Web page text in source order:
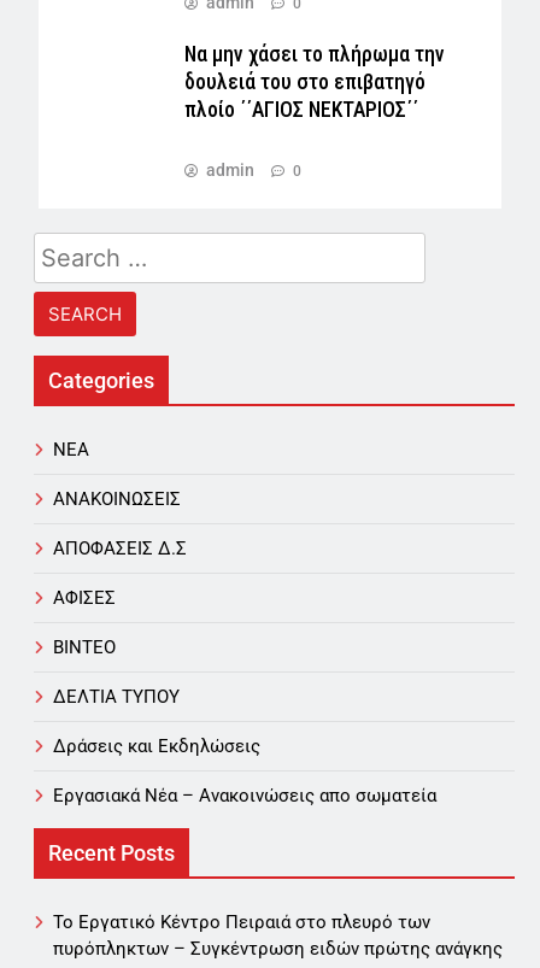
0
Να μην χάσει το πλήρωμα την
δουλειά του στο επιβατηγό
πλοίο ΄΄ΑΓΙΟΣ ΝΕΚΤΑΡΙΟΣ΄΄
admin 0
Search
for:
Categories
NEA
ΑΝΑΚΟΙΝΩΣΕΙΣ
ΑΠΟΦΑΣΕΙΣ Δ.Σ
ΑΦΙΣΕΣ
ΒΙΝΤΕΟ
ΔΕΛΤΙΑ ΤΥΠΟΥ
Δράσεις και Εκδηλώσεις
Εργασιακά Νέα – Aνακοινώσεις απο σωματεία
Recent Posts
Το Εργατικό Κέντρο Πειραιά στο πλευρό των
πυρόπληκτων – Συγκέντρωση ειδών πρώτης ανάγκης